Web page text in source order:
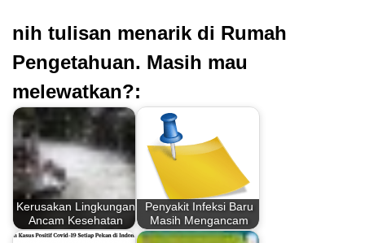
nih tulisan menarik di Rumah
Pengetahuan. Masih mau
melewatkan?:
Kerusakan Lingkungan
Ancam Kesehatan
Penyakit Infeksi Baru
Masih Mengancam